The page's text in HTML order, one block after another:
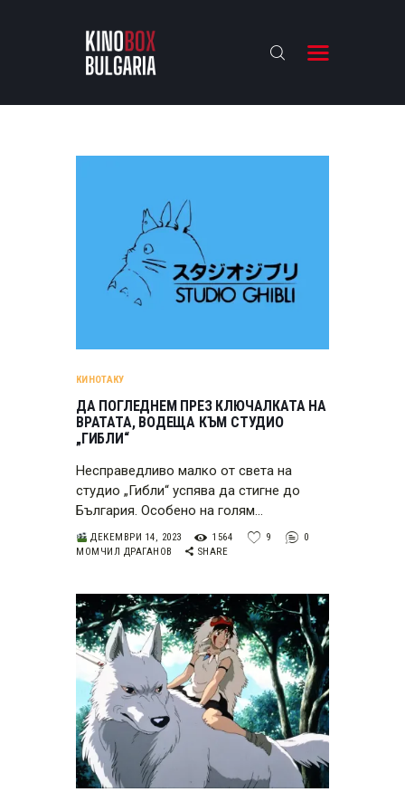
KINOBOX BULGARIA
БАХТИ НАГРАДИТЕ
ИНТЕРВЮТА
ЗА НАС
КИНОТАКУ
ДА ПОГЛЕДНЕМ ПРЕЗ КЛЮЧАЛКАТА НА
ВРАТАТА, ВОДЕЩА КЪМ СТУДИО
„ГИБЛИ“
Несправедливо малко от света на
студио „Гибли“ успява да стигне до
България. Особено на голям…
ДЕКЕМВРИ 14, 2023 1564 9
0
МОМЧИЛ ДРАГАНОВ
SHARE